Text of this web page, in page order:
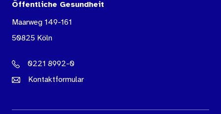
Öffentliche Gesundheit
Maarweg 149-161
50825 Köln
0221 8992-0
Kontaktformular